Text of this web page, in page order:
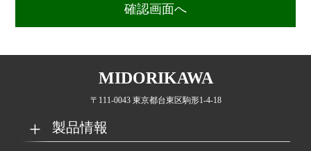
MIDORIKAWA
〒111-0043 東京都台東区駒形1-4-18
製品情報